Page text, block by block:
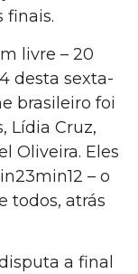
finais.
livre – 20
desta sexta-
brasileiro foi
Lídia Cruz,
Oliveira. Eles
– o
todos, atrás
a final